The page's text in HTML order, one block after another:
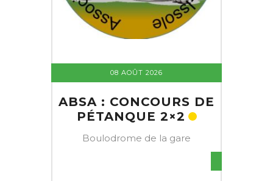
08 AOÛT 2026
ABSA : CONCOURS DE
PÉTANQUE 2×2
Boulodrome de la gare